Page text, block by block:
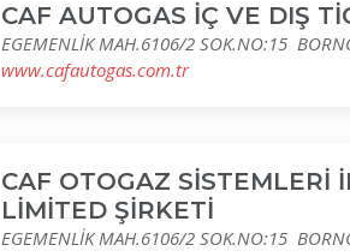
CAF AUTOGAS İÇ VE DIŞ
EGEMENLİK MAH.6106/2 SOK.NO:15
www.cafautogas.com.tr
CAF OTOGAZ SİSTEMLERİ
LİMİTED ŞİRKETİ
EGEMENLİK MAH.6106/2 SOK.NO:15